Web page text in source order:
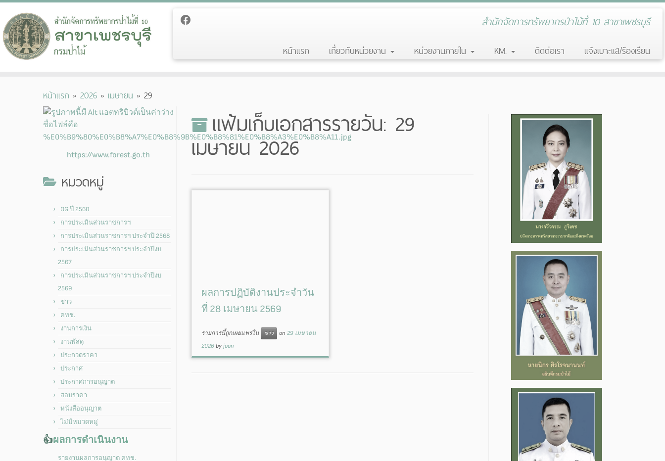
สำนักจัดการทรัพยากรป่าไม้ที่ 10 สาขาเพชรบุรี
หน้าแรก เกี่ยวกับหน่วยงาน หน่วยงานภายใน KM. ติดต่อเรา แจ้งเบาะแส/ร้องเรียน
หน้าแรก » 2026 » เมษายน » 29
https://www.forest.go.th
หมวดหมู่
OG ปี 2560
การประเมินส่วนราชการฯ
การประเมินส่วนราชการฯ ประจำปี 2568
การประเมินส่วนราชการฯ ประจำปีงบ
2567
การประเมินส่วนราชการฯ ประจำปีงบ
2569
ข่าว
คทช.
งานการเงิน
งานพัสดุ
ประกวดราคา
ประกาศ
ประกาศการอนุญาต
สอบราคา
หนังสืออนุญาต
ไม่มีหมวดหมู่
👍ผลการดำเนินงาน
รายงานผลการอนุญาต คทช.
แฟ้มเก็บเอกสารรายวัน: 29
เมษายน 2026
ผลการปฏิบัติงานประจำวัน
ที่ 28 เมษายน 2569
รายการนี้ถูกเผยแพร่ใน ข่าว on29 เมษายน
2026 byjoon